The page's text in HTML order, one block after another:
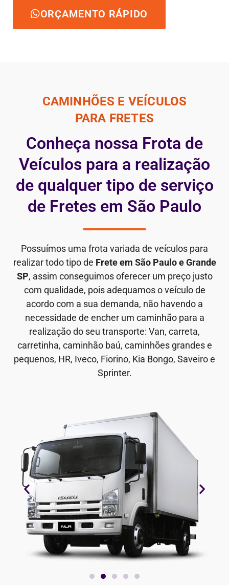
ORÇAMENTO RÁPIDO
CAMINHÕES E VEÍCULOS
PARA FRETES
Conheça nossa Frota de
Veículos para a realização
de qualquer tipo de serviço
de Fretes em São Paulo
Possuímos uma frota variada de veículos para
realizar todo tipo de Frete em São Paulo e Grande
SP, assim conseguimos oferecer um preço justo
com qualidade, pois adequamos o veículo de
acordo com a sua demanda, não havendo a
necessidade de encher um caminhão para a
realização do seu transporte: Van, carreta,
carretinha, caminhão baú, caminhões grandes e
pequenos, HR, Iveco, Fiorino, Kia Bongo, Saveiro e
Sprinter.